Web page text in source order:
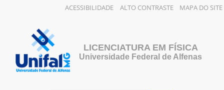
ACESSIBILIDADE ALTO CONTRASTE MAPA DO SITE
conteúdo
LICENCIATURA EM FÍSICA
Universidade Federal de Alfenas